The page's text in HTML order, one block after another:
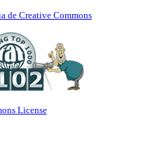
de Creative Commons